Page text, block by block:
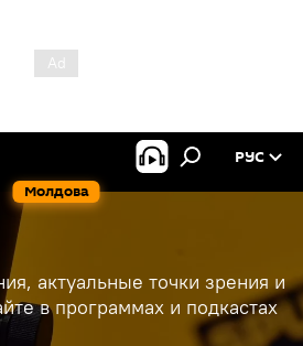
Молдова
РУС
актуальные точки зрения и
в программах и подкастах